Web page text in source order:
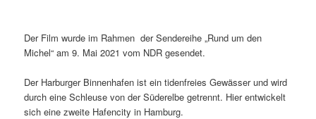
Der Film wurde im Rahmen der Sendereihe „Rund um den
Michel“ am 9. Mai 2021 vom NDR gesendet.
Der Harburger Binnenhafen ist ein tidenfreies Gewässer und wird
durch eine Schleuse von der Süderelbe getrennt. Hier entwickelt
sich eine zweite Hafencity in Hamburg.